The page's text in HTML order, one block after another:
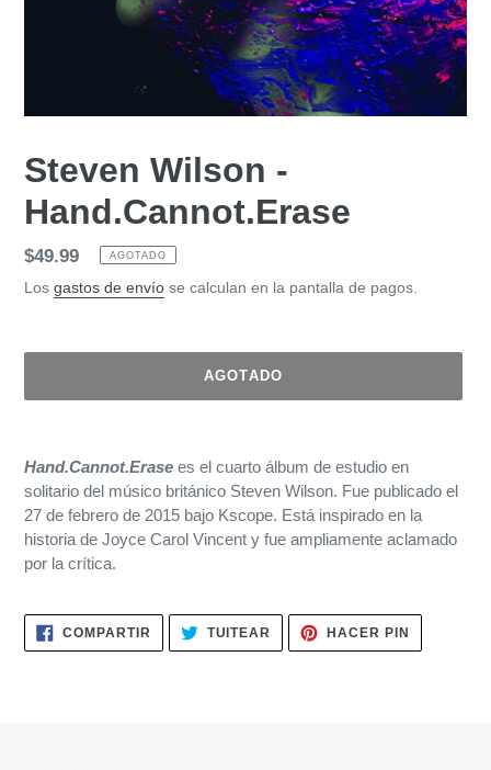
Steven Wilson -
Hand.Cannot.Erase
Precio
habitual
$49.99 AGOTADO
Los gastos de envío se calculan en la pantalla de pagos.
AGOTADO
producto
a
tu
carrito
de
Hand.Cannot.Erase es el cuarto álbum de estudio en
solitario del músico británico Steven Wilson. Fue publicado el
27 de febrero de 2015 bajo Kscope.​ Está inspirado en la
historia de Joyce Carol Vincent y fue ampliamente aclamado
por la crítica.
COMPARTIR COMPARTIR
FACEBOOK
TUITEAR TUITEAR
TWITTER
HACER PIN
PINTEREST